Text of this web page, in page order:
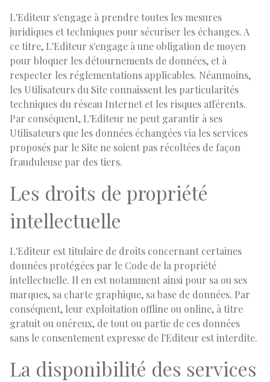
L'Editeur s'engage à prendre toutes les mesures
juridiques et techniques pour sécuriser les échanges. A
ce titre, L'Editeur s'engage à une obligation de moyen
pour bloquer les détournements de données, et à
respecter les réglementations applicables. Néanmoins,
les Utilisateurs du Site connaissent les particularités
techniques du réseau Internet et les risques afférents.
Par conséquent, L'Editeur ne peut garantir à ses
Utilisateurs que les données échangées via les services
proposés par le Site ne soient pas récoltées de façon
frauduleuse par des tiers.
Les droits de propriété
intellectuelle
L'Editeur est titulaire de droits concernant certaines
données protégées par le Code de la propriété
intellectuelle. Il en est notamment ainsi pour sa ou ses
marques, sa charte graphique, sa base de données. Par
conséquent, leur exploitation offline ou online, à titre
gratuit ou onéreux, de tout ou partie de ces données
sans le consentement expresse de l'Editeur est interdite.
La disponibilité des services